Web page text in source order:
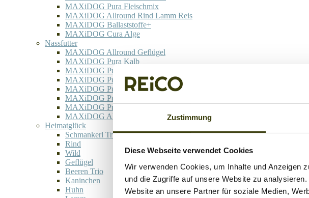
Zustimmung
Diese Webseite verwendet Cookies
Wir verwenden Cookies, um Inhalte und Anzeigen
und die Zugriffe auf unsere Website zu
Website an unsere Partner für soziale Medien,
MAXiDOG Pura Fleischmix
MAXiDOG Allround Rind Lamm Reis
MAXiDOG Ballaststoffe+
MAXiDOG Cura Alge
Nassfutter
MAXiDOG Allround Geflügel
MAXiDOG Pura Kalb
MAXiDOG Pura Lamm
MAXiDOG Pura Pute
MAXiDOG Pura Rind
MAXiDOG Pura Rind Herz
MAXiDOG Pura Rind Pansen Herz
MAXiDOG Allround Wild
Heimatglück
Schmankerl Trio
Rind
Wild
Geflügel
Beeren Trio
Kaninchen
Huhn